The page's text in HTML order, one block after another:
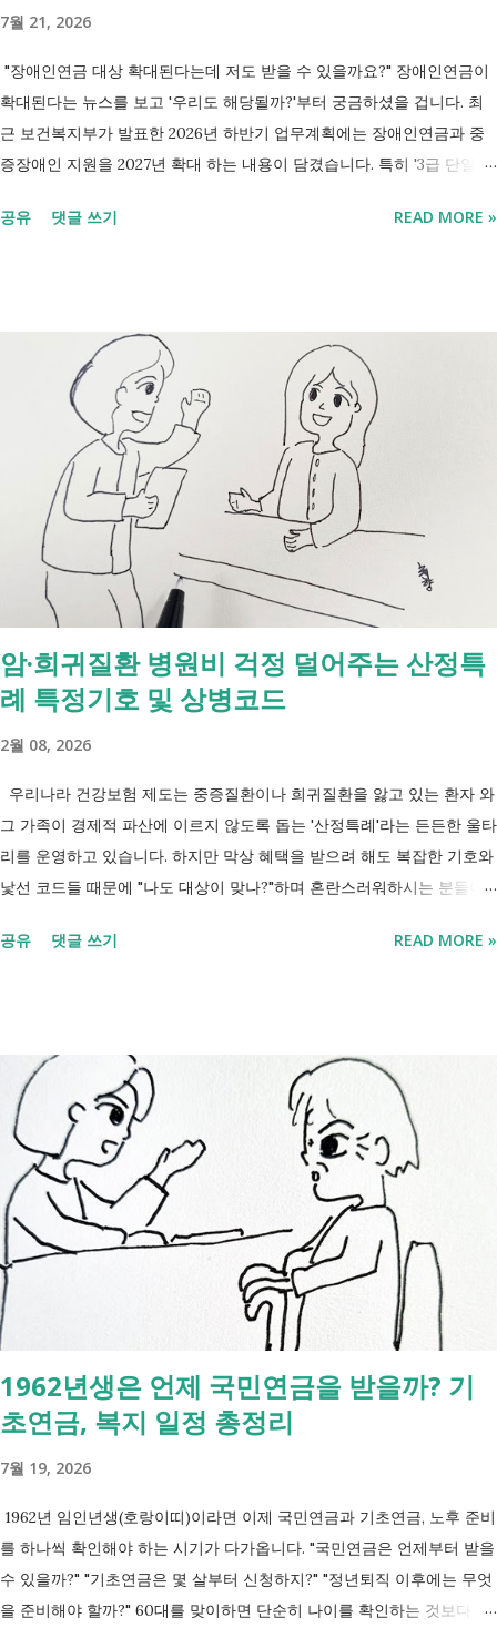
7월 21, 2026
"장애인연금 대상 확대된다는데 저도 받을 수 있을까요?" 장애인연금이
확대된다는 뉴스를 보고 '우리도 해당될까?'부터 궁금하셨을 겁니다. 최
근 보건복지부가 발표한 2026년 하반기 업무계획에는 장애인연금과 중
증장애인 지원을 2027년 확대 하는 내용이 담겼습니다. 특히 '3급 단일장
포함되면서 많은 분들이 관심을 갖고 있습니다. 이번 글에서는 장애인과
일 발표된 보건복지부 업무계획에 담긴 내용은 무엇인가요? 2027년 보건
복지부의 업무계획에 담긴 장애인관련은 어떤 내용이 있는지 살펴보겠습
니다. 정부 업무계획 내용 추진 시기 3급 단일장애까지 장애인연금 지급
2027년 중증장애인 생계급여 부양의무자 기준 폐지 2027년 하반기 활동
지원서비스 65세 이후 선택권 보장 2027년 7월 최중증 발달장애인 24시
간 긴급돌봄 확대 확대 추진 장애인 공공일자리 지속 확대 계속 추진 ※
업무계획에 담긴 내용으로, 법 개정과 예산 반영 등을 거쳐 시행될 예정
입니다. 부모와 함께 살아도 장애인연금을 받을 수 있을까요? 이번 보건
복지부 업무계획이 발표된 뒤 많은 분들이 질문하셨습니다. "부모와 같이
살면 장애인연금을 받을 수 없나요?" "혼자 살아야만 받을 수 있는 건가
요?" 결론부터 말씀드리면 부모와 함께 거주한다는 이유만으로 장애인연
금을 받을 수 없는 것은 아닙니다. 많은 분들이 이번 업무계획에 포함된
로 생각하기 쉽지만, 두 제도는 지급 기준이 서로 다릅니다. 구분 장애인
연금 생계급여 목적 장애로 인한 ...
공유 댓글 쓰기 READ MORE »
암·희귀질환 병원비 걱정 덜어주는 산정특
례 특정기호 및 상병코드
2월 08, 2026
우리나라 건강보험 제도는 중증질환이나 희귀질환을 앓고 있는 환자 와
그 가족이 경제적 파산에 이르지 않도록 돕는 '산정특례'라는 든든한 울타
리를 운영하고 있습니다. 하지만 막상 혜택을 받으려 해도 복잡한 기호와
낯선 코드들 때문에 "나도 대상이 맞나?"하며 혼란스러워하시는 분들이
닙니다. 여러분의 병원비를 90%에서 최대 95%까지 국가가 대신 부담해
건복지부 고시 개정에 따라 추가되거나 변경될 수 있습니다. 이번 글은
2026년 기준 최신 산정특례 특정기호(V코드)를 반영해 정리 했습니다. 다
음과 같은 내용을 한 번에 확인할 수 있습니다. - 암·희귀질환 산정특례 V
코드 - 뇌혈관질환·심장질환 산정특례 - 중증화상·중증외상 적용 코드 -
장기이식 및 혈액투석 등 특례 대상 - 치매·극희귀질환·상세불명 희귀질
환 신규 적용 코드 - 임신·난임·아동 진료 등 F코드 대상 병원에서 진료를
받은 뒤 진료비 계산서나 건강보험 산정내역에 표시된 V코드를 확인하면
현재 어떤 산정특례가 적용되고 있는지 쉽게 확인할 수 있습니다. 아래
표에서 본인의 질환명이나 특정기호를 찾아보시기 바랍니다. 암·희귀질
환 산정특례 특정기호 및 상병코드 Ⅰ. 「본인일부부담금 산정특례에 관
한 기준」 제1조 관련 특정기호 코드 구분 대상 특정기호 1 미등록암환자
가 해당상병(C00～C97, D00～D09, D32～D33, D37～D48)으로 진료를
련 특정기호 코드 구분 대상 특...
공유 댓글 쓰기 READ MORE »
1962년생은 언제 국민연금을 받을까? 기
초연금, 복지 일정 총정리
7월 19, 2026
1962년 임인년생(호랑이띠)이라면 이제 국민연금과 기초연금, 노후 준비
를 하나씩 확인해야 하는 시기가 다가옵니다. "국민연금은 언제부터 받을
수 있을까?" "기초연금은 몇 살부터 신청하지?" "정년퇴직 이후에는 무엇
을 준비해야 할까?" 60대를 맞이하면 단순히 나이를 확인하는 것보다 앞